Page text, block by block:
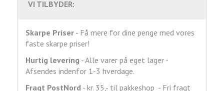
VI TILBYDER:
Skarpe Priser - Få mere for dine penge med vores
faste skarpe priser!
Hurtig levering - Alle varer på eget lager -
Afsendes indenfor 1-3 hverdage.
Fragt PostNord - kr. 35,- til pakkeshop - Fri fragt